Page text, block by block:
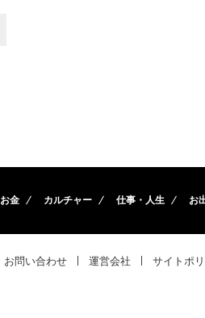
お金 カルチャー 仕事・人生 お
お問い合わせ 運営会社 サイトポ